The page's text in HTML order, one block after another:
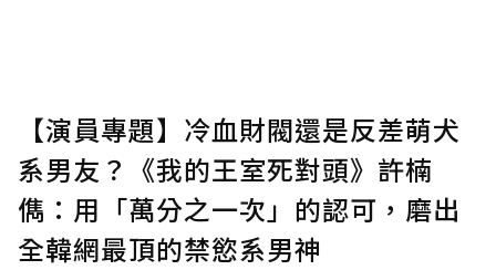
【演員專題】冷血財閥還是反差萌犬
系男友？《我的王室死對頭》許楠
儁：用「萬分之一次」的認可，磨出
全韓網最頂的禁慾系男神